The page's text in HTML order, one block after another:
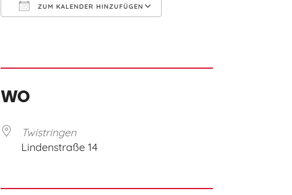
ZUM KALENDER HINZUFÜGEN
WO
Twistringen
Lindenstraße 14